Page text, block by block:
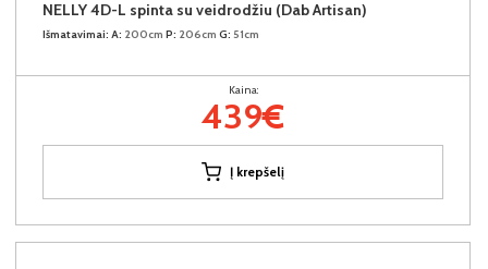
NELLY 4D-L spinta su veidrodžiu (Dab Artisan)
Išmatavimai: A: 200cm P: 206cm G: 51cm
Kaina:
439€
Į krepšelį